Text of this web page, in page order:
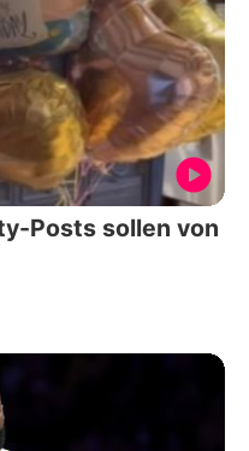
Posts sollen von